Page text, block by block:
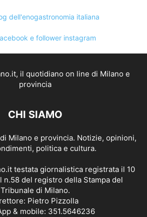
CHI SIAMO
Milano e provincia. Notizie, opinioni,
politica e cultura.
testata giornalistica registrata il 10
n.58 del registro della Stampa del
Tribunale di Milano.
Pietro Pizzolla
& mobile: 351.5646236